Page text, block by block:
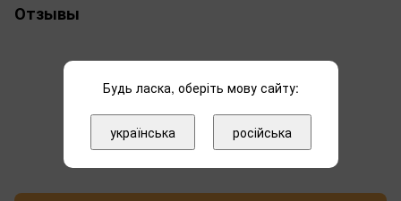
Отзывы
Добавьте первый отзыв
Будь ласка, оберіть мову сайту:
українська російська